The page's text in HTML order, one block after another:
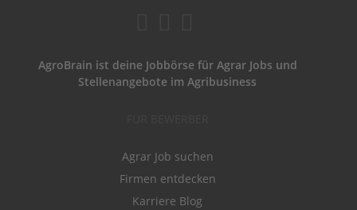
AgroBrain ist deine Jobbörse für Agrar Jobs und
Stellenangebote im Agribusiness
Agrar Job suchen
Firmen entdecken
Karriere Blog